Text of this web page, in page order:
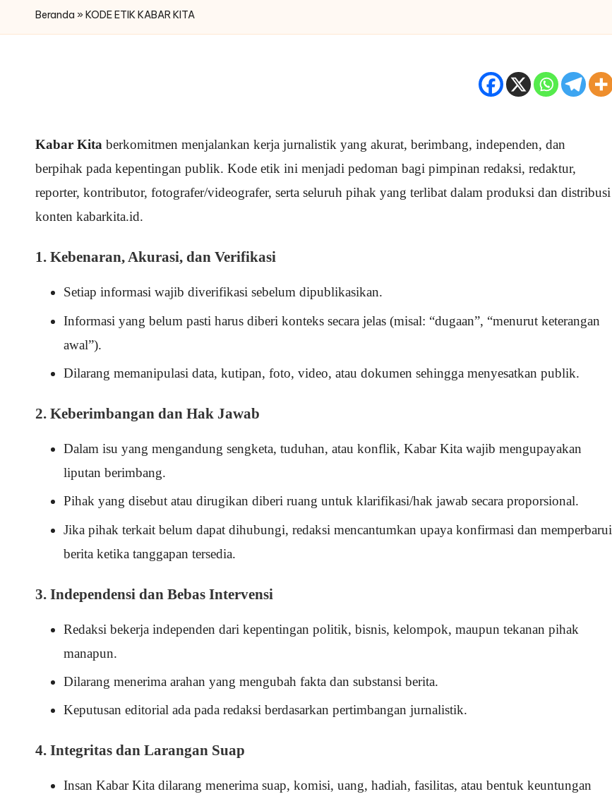
Beranda » KODE ETIK KABAR KITA
Kabar Kita berkomitmen menjalankan kerja jurnalistik yang akurat, berimbang, independen, dan
berpihak pada kepentingan publik. Kode etik ini menjadi pedoman bagi pimpinan redaksi, redaktur,
reporter, kontributor, fotografer/videografer, serta seluruh pihak yang terlibat dalam produksi dan distribusi
konten kabarkita.id.
1. Kebenaran, Akurasi, dan Verifikasi
Setiap informasi wajib diverifikasi sebelum dipublikasikan.
Informasi yang belum pasti harus diberi konteks secara jelas (misal: “dugaan”, “menurut keterangan
awal”).
Dilarang memanipulasi data, kutipan, foto, video, atau dokumen sehingga menyesatkan publik.
2. Keberimbangan dan Hak Jawab
Dalam isu yang mengandung sengketa, tuduhan, atau konflik, Kabar Kita wajib mengupayakan
liputan berimbang.
Pihak yang disebut atau dirugikan diberi ruang untuk klarifikasi/hak jawab secara proporsional.
Jika pihak terkait belum dapat dihubungi, redaksi mencantumkan upaya konfirmasi dan memperbarui
berita ketika tanggapan tersedia.
3. Independensi dan Bebas Intervensi
Redaksi bekerja independen dari kepentingan politik, bisnis, kelompok, maupun tekanan pihak
manapun.
Dilarang menerima arahan yang mengubah fakta dan substansi berita.
Keputusan editorial ada pada redaksi berdasarkan pertimbangan jurnalistik.
4. Integritas dan Larangan Suap
Insan Kabar Kita dilarang menerima suap, komisi, uang, hadiah, fasilitas, atau bentuk keuntungan